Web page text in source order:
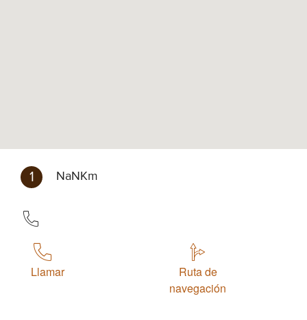
1 NaNKm
Llamar
Ruta de
navegación